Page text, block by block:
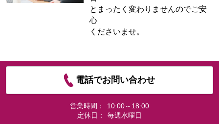
とまったく変わりませんのでご安
心
くださいませ。
電話でお問い合わせ
営業時間：
10:00～18:00
定休日：
毎週水曜日